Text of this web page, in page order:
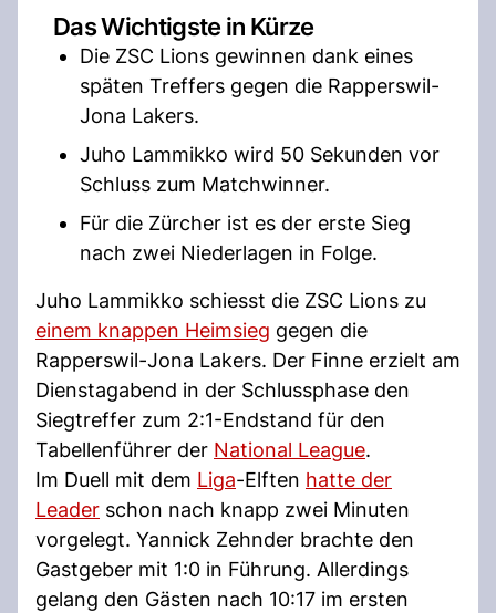
Das Wichtigste in Kürze
Die ZSC Lions gewinnen dank eines
späten Treffers gegen die Rapperswil-
Jona Lakers.
Juho Lammikko wird 50 Sekunden vor
Schluss zum Matchwinner.
Für die Zürcher ist es der erste Sieg
nach zwei Niederlagen in Folge.
Juho Lammikko schiesst die ZSC Lions zu
einem knappen Heimsieg gegen die
Rapperswil-Jona Lakers. Der Finne erzielt am
Dienstagabend in der Schlussphase den
Siegtreffer zum 2:1-Endstand für den
Tabellenführer der National League.
Im Duell mit dem Liga-Elften hatte der
Leader schon nach knapp zwei Minuten
vorgelegt. Yannick Zehnder brachte den
Gastgeber mit 1:0 in Führung. Allerdings
gelang den Gästen nach 10:17 im ersten